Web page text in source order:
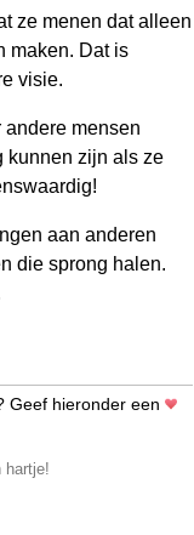
ze menen dat alleen
maken. Dat is
visie.
mensen
kunnen zijn als ze
aan anderen
die sprong halen.
Geef hieronder een
hartje!